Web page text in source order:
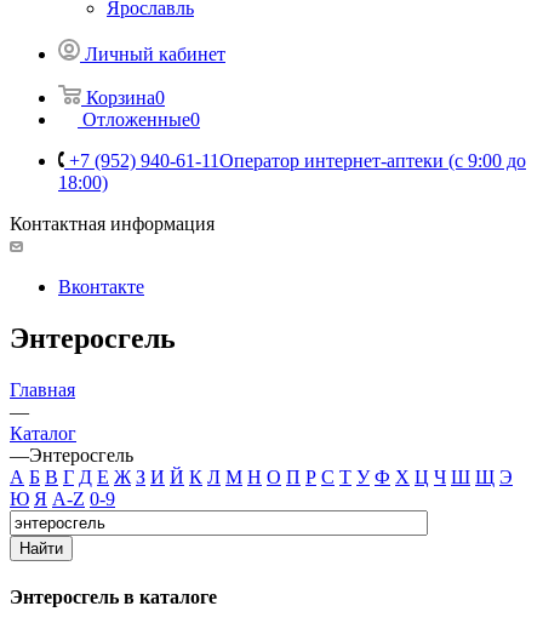
Ярославль
Личный кабинет
Корзина0
Отложенные0
+7 (952) 940-61-11Оператор интернет-аптеки (с 9:00 до
18:00)
Контактная информация
Вконтакте
Энтеросгель
Главная
—
Каталог
—Энтеросгель
А Б В Г Д Е Ж З И Й К Л М Н О П Р С Т У Ф Х Ц Ч Ш Щ Э
Ю Я A-Z 0-9
Найти
Энтеросгель в каталоге